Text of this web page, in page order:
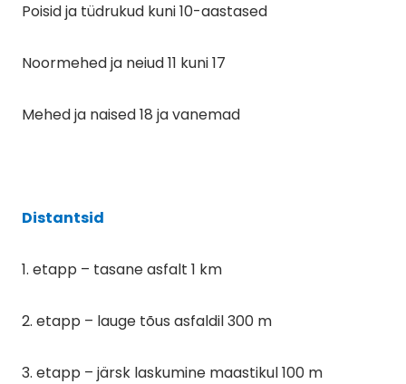
Poisid ja tüdrukud kuni 10-aastased
Noormehed ja neiud 11 kuni 17
Mehed ja naised 18 ja vanemad
Distantsid
1. etapp – tasane asfalt 1 km
2. etapp – lauge tõus asfaldil 300 m
3. etapp – järsk laskumine maastikul 100 m